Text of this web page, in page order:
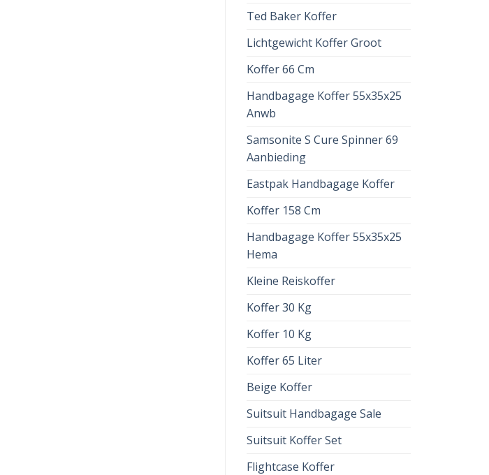
Ted Baker Koffer
Lichtgewicht Koffer Groot
Koffer 66 Cm
Handbagage Koffer 55x35x25
Anwb
Samsonite S Cure Spinner 69
Aanbieding
Eastpak Handbagage Koffer
Koffer 158 Cm
Handbagage Koffer 55x35x25
Hema
Kleine Reiskoffer
Koffer 30 Kg
Koffer 10 Kg
Koffer 65 Liter
Beige Koffer
Suitsuit Handbagage Sale
Suitsuit Koffer Set
Flightcase Koffer